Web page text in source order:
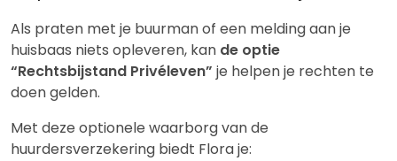
Als praten met je buurman of een melding aan je
huisbaas niets opleveren, kan de optie
“Rechtsbijstand Privéleven” je helpen je rechten te
doen gelden.
Met deze optionele waarborg van de
huurdersverzekering biedt Flora je: